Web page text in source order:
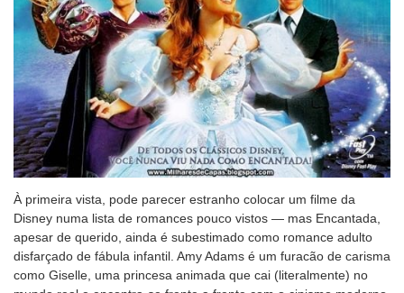
À primeira vista, pode parecer estranho colocar um filme da
Disney numa lista de romances pouco vistos — mas Encantada,
apesar de querido, ainda é subestimado como romance adulto
disfarçado de fábula infantil. Amy Adams é um furacão de carisma
como Giselle, uma princesa animada que cai (literalmente) no